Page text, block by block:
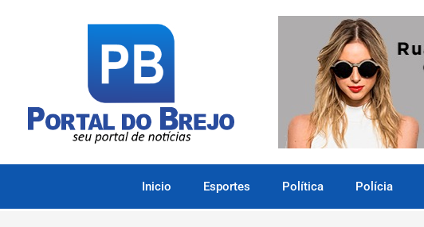
Inicio Esportes Política Polícia